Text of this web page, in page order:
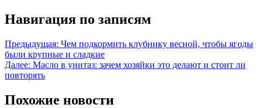
Навигация по записям
Предыдущая: Чем подкормить клубнику весной, чтобы ягоды
были крупные и сладкие
Далее: Масло в унитаз: зачем хозяйки это делают и стоит ли
повторять
Похожие новости